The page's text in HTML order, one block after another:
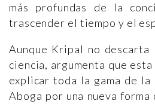
más profundas de la
trascender el tiempo y el
Aunque Kripal no
ciencia, argumenta que
explicar toda la gama de la
Aboga por una nueva forma